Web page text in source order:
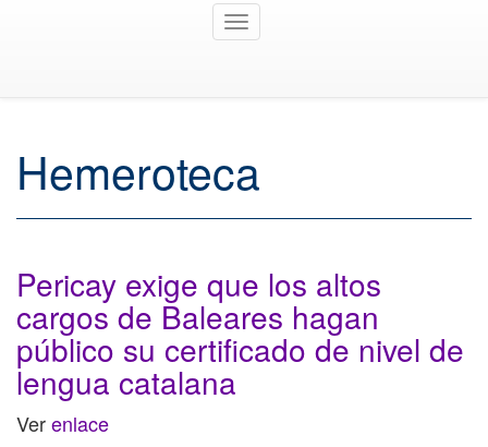
Toggle
Hemeroteca
Pericay exige que los altos
cargos de Baleares hagan
público su certificado de nivel de
lengua catalana
Verenlace